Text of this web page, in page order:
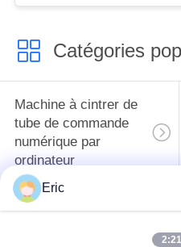
Catégories
Machine à cintrer de
tube de commande
numérique par
ordinateur
Eric